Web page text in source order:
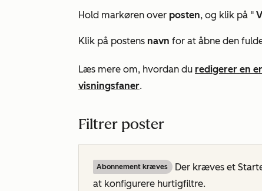
Hold markøren over posten, og klik på "
Klik på postens navn for at åbne den
Læs mere om, hvordan du redigerer en
visningsfaner.
Filtrer poster
Abonnement kræves Der kræves et
at konfigurere hurtigfiltre.